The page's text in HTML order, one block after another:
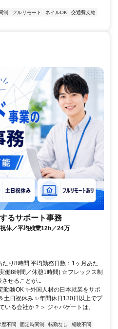
制 フルリモート ネイルOK
交通費支給
るサポート事務
休／平均残業12h／24万
り8時間 平均勤務日数：1ヶ月あた
働8時間／休憩1時間) ☆フレックス制
せることが...
勤務OK ✨外国人材の日本就業をサポ
土日祝休み ✨年間休日130日以上でプ
いる会社か？＞ ジャパゲートは、
歴不問 固定時間制 転勤なし
経験不問